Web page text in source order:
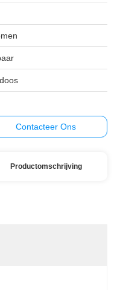
Contacteer Ons
Productomschrijving